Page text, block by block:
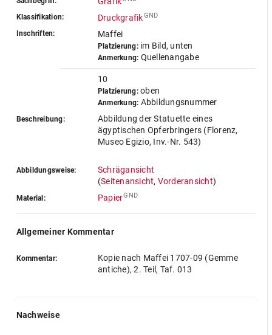
Klassifikation: DruckgrafikGND
Inschriften: Maffei
Platzierung:im Bild, unten
Anmerkung: Quellenangabe
10
Platzierung:oben
Anmerkung: Abbildungsnummer
Beschreibung:
Abbildung der Statuette eines
ägyptischen Opferbringers (Florenz,
Museo Egizio, Inv.-Nr. 543)
Abbildungsweise:
Schrägansicht
(Seitenansicht, Vorderansicht)
Material: PapierGND
Allgemeiner Kommentar
Kommentar:
Kopie nach Maffei 1707-09 (Gemme
antiche), 2. Teil, Taf. 013
Nachweise